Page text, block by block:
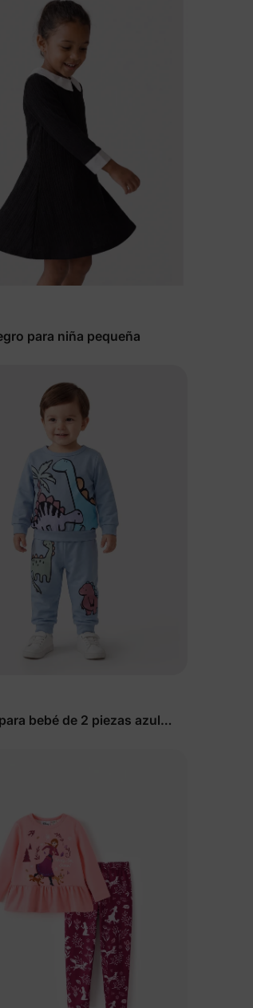
para niña pequeña
bebé de 2 piezas azul